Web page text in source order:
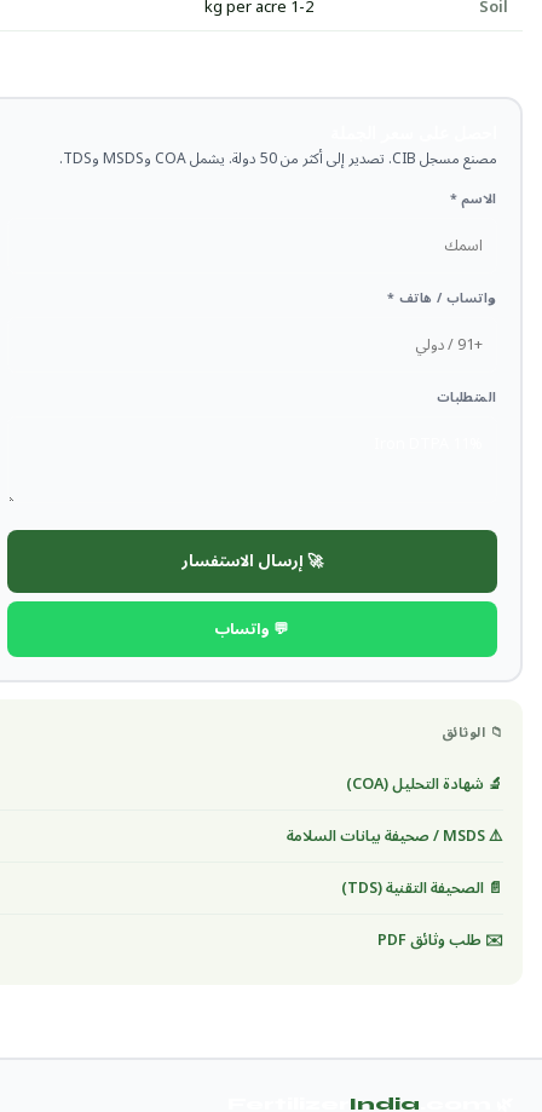
Soil
1-2 kg per acre
مصنع مسجل CIB. تصدير إلى أكثر من 50 دولة. يشمل COA وMSDS وTDS.
الاسم *
واتساب / هاتف *
المتطلبات
🚀 إرسال الاستفسار
💬 واتساب
📁 الوثائق
🔬 شهادة التحليل (COA)
⚠️ MSDS / صحيفة بيانات السلامة
📄 الصحيفة التقنية (TDS)
✉️ طلب وثائق PDF
India